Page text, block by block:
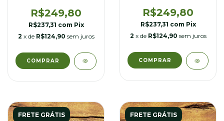
R$249,80
R$237,31 com Pix
2 x de R$124,90 sem juros
R$249,80
R$237,31 com Pix
2 x de R$124,90 sem juros
FRETE GRÁTIS FRETE GRÁTIS